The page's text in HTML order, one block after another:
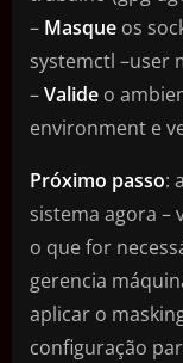
– Masque os
systemctl –user
–Valide o
environment e
Próximo passo:
sistema agora –
o que for
gerencia
aplicar o
configuração